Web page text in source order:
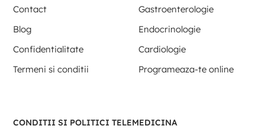
Contact
Gastroenterologie
Blog
Endocrinologie
Confidentialitate
Cardiologie
Termeni si conditii
Programeaza-te online
CONDITII SI POLITICI TELEMEDICINA